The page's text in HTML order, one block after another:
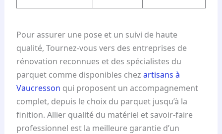
Pour assurer une pose et un suivi de haute
qualité, Tournez-vous vers des entreprises de
rénovation reconnues et des spécialistes du
parquet comme disponibles chez artisans à
Vaucresson qui proposent un accompagnement
complet, depuis le choix du parquet jusqu’à la
finition. Allier qualité du matériel et savoir-faire
professionnel est la meilleure garantie d’un